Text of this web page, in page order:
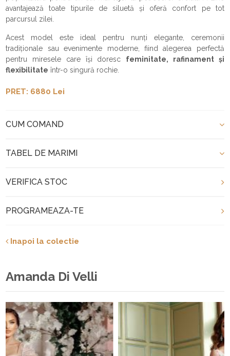
avantajează toate tipurile de siluetă și oferă confort pe tot
parcursul zilei.
Acest model este ideal pentru nunți elegante, ceremonii
tradiționale sau evenimente moderne, fiind alegerea perfectă
pentru miresele care își doresc feminitate, rafinament și
flexibilitate într-o singură rochie.
PRET: 6880 Lei
CUM COMAND
TABEL DE MARIMI
VERIFICA STOC
PROGRAMEAZA-TE
Inapoi la colectie
Amanda Di Velli